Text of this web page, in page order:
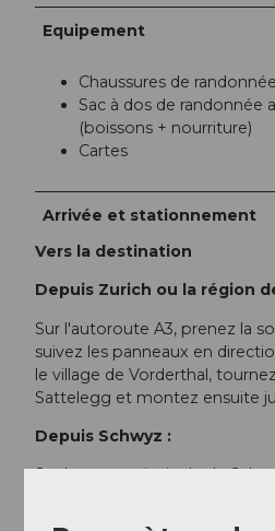
Equipement
Chaussures de randonnée
Sac à dos de randonnée
(boissons + nourriture)
Cartes
Arrivée et stationnement
Vers la destination
Depuis Zurich ou la région
Sur l'autoroute A3, prenez la
suivez les panneaux en
le village de Vorderthal,
Sattelegg et montez ensuite
Depuis Schwyz :
Sur la route principale de